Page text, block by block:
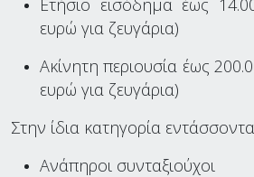
Ετήσιο εισόδημα έως
ευρώ για ζευγάρια)
Ακίνητη περιουσία έως
ευρώ για ζευγάρια)
Στην ίδια κατηγορία
Ανάπηροι συνταξιούχοι